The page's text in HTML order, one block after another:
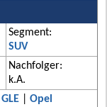
Segment:
SUV
Nachfolger:
k.A.
Opel